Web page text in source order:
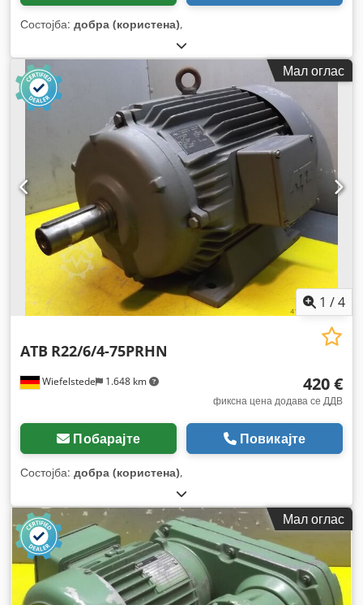
Состојба: добра (користена),
Мал оглас
1 /4
Wiefelstede 1.648 km
ATB R22/6/4-75PRHN
420 €
фиксна цена додава се ДДВ
Побарајте Повикајте
Состојба: добра (користена),
Мал оглас